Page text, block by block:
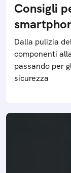
Consigli
Dalla pulizia
componenti
passando per
sicurezza